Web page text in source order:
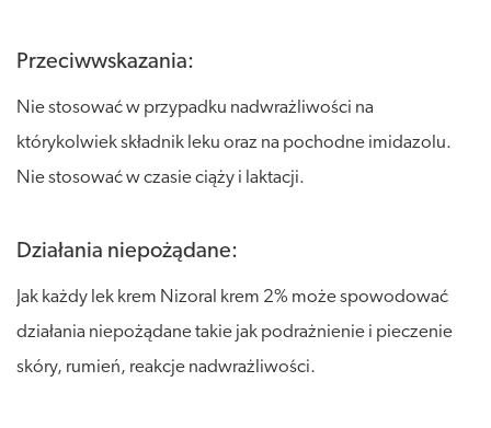
Przeciwwskazania:
Nie stosować w przypadku nadwrażliwości na
którykolwiek składnik leku oraz na pochodne imidazolu.
Nie stosować w czasie ciąży i laktacji.
Działania niepożądane:
Jak każdy lek krem Nizoral krem 2% może spowodować
działania niepożądane takie jak podrażnienie i pieczenie
skóry, rumień, reakcje nadwrażliwości.